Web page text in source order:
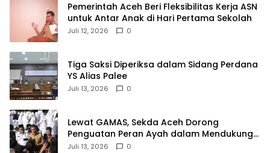
Pemerintah Aceh Beri Fleksibilitas Kerja ASN
untuk Antar Anak di Hari Pertama Sekolah
Juli 12, 2026 0
Tiga Saksi Diperiksa dalam Sidang Perdana
YS Alias Palee
Juli 13, 2026 0
Lewat GAMAS, Sekda Aceh Dorong
Penguatan Peran Ayah dalam Mendukung
Pendidikan Anak
Juli 13, 2026 0